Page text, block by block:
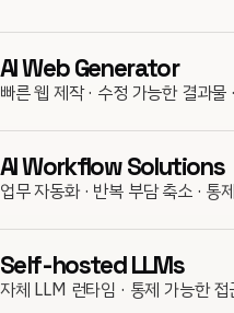
AI Web Generator
빠른 웹 제작 · 수정 가능한 결과물
AI Workflow Solutions
업무 자동화 · 반복 부담 축소 · 통
Self-hosted LLMs
자체 LLM 런타임 · 통제 가능한